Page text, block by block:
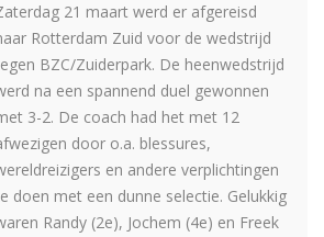
21 maart werd er afgereisd
Rotterdam Zuid voor de wedstrijd
BZC/Zuiderpark. De heenwedstrijd
na een spannend duel gewonnen
3-2. De coach had het met 12
door o.a. blessures,
en andere verplichtingen
doen met een dunne selectie. Gelukkig
Randy (2e), Jochem (4e) en Freek